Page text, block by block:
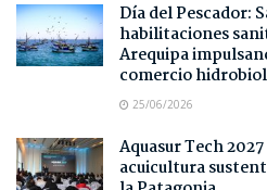
Día del Pescador:
habilitaciones
Arequipa
comercio
25/06/2026
Aquasur Tech
acuicultura